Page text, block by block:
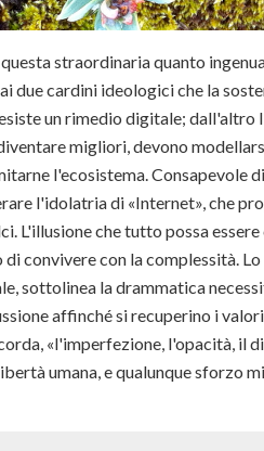
straordinaria quanto
cardini ideologici che la
un rimedio digitale;
migliori, devono
l'ecosistema. Consapevole
l'idolatria di «Internet», che
L'illusione che tutto possa
convivere con la complessità.
sottolinea la drammatica
affinché si recuperino i
«l'imperfezione, l'opacità, il
umana, e qualunque sforzo